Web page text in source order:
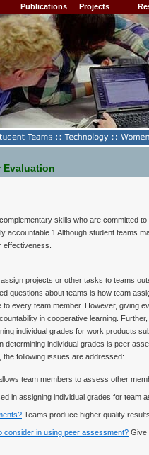
Publications Projects
Evaluation
skills who are committed
accountable.1 Although student teams
effectiveness.
projects or other tasks to teams
questions about teams is how team
every team member. However, giving
in cooperative learning.
individual grades for work products
determining individual grades is peer
following issues are addressed:
team members to assess other
in assigning individual grades for team
Teams produce higher quality
consider in using peer assessment? Give